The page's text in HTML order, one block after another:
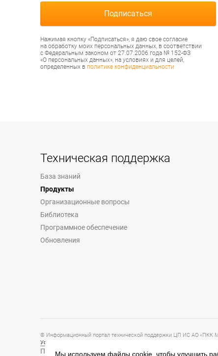
Нажимая кнопку «Подписаться», я даю свое согласие
на обработку моих персональных данных, в соответствии
с Федеральным законом от 27.07.2006 года № 152-ФЗ
«О персональных данных», на условиях и для целей,
определенных в политике конфиденциальности
Техническая поддержка
База знаний
Продукты
Организационные вопросы
Библиотека
Программное обеспечение
Обновления
© Информационный портал технической поддержки ЦП ИС АО «ПКК
Условия предоставления и использования информации
Политика обработки персональных данных
Мы используем файлы cookie, чтобы улучшить